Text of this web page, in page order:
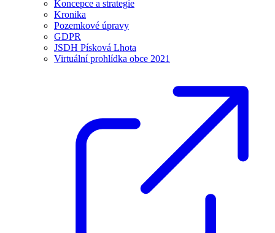
Koncepce a strategie
Kronika
Pozemkové úpravy
GDPR
JSDH Písková Lhota
Virtuální prohlídka obce 2021